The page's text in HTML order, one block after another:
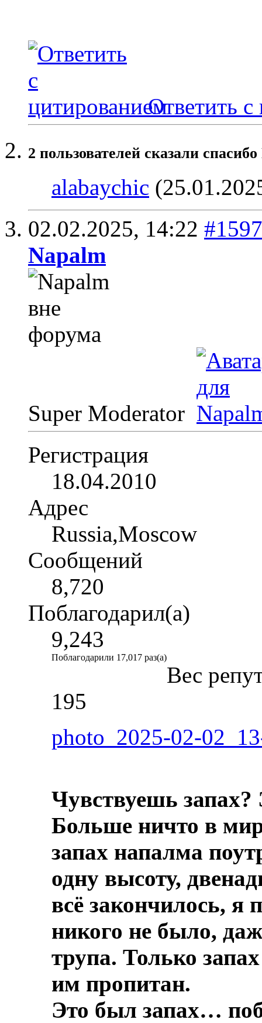
Ответить с
2 пользователей сказали
alabaychic
02.02.2025, 14:22
Napalm
Super Moderator
Регистрация
18.04.2010
Адрес
Russia,Moscow
Сообщений
8,720
Поблагодарил(а)
9,243
Поблагодарили 17,017 раз(а)
Вес
195
photo_2025-02-
Чувствуешь
Больше ничто в
запах напалма
одну высоту,
всё закончилось, я
никого не было,
трупа. Только
им пропитан.
Это был запах…